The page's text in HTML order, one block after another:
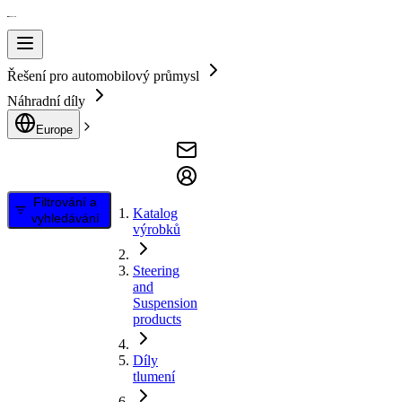
Řešení pro automobilový průmysl
Náhradní díly
Europe
Filtrování a
vyhledávání
Katalog
výrobků
Steering
and
Suspension
products
Díly
tlumení